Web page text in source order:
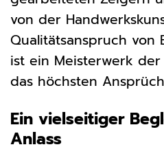
von der
Qualitätsanspruch von
ist ein Meisterwerk
das höchsten
Ein vielseitiger
Anlass